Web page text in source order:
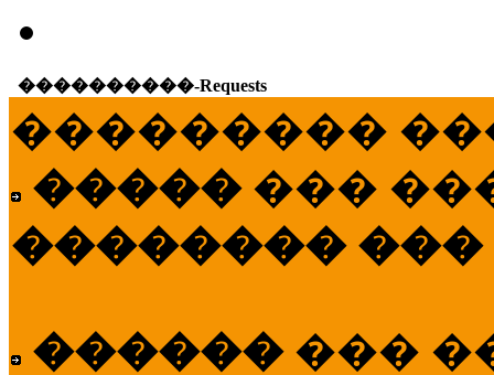
����������-Requests
���������
����� ���
�������� ���
������ ���